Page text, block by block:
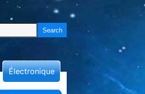
Électronique